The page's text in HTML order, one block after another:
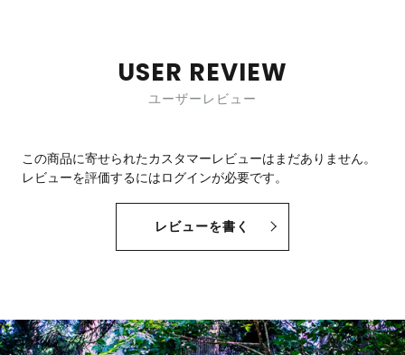
USER REVIEW
ユーザーレビュー
この商品に寄せられたカスタマーレビューはまだありません。
レビューを評価するにはログインが必要です。
レビューを書く